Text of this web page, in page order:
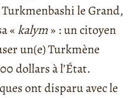
le Grand,
«kalym» : un citoyen
un(e) Turkmène
dollars à l’État.
ont disparu avec le